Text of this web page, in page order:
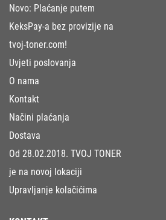
Novo: Plaćanje putem
KeksPay-a bez provizije na
tvoj-toner.com!
Uvjeti poslovanja
O nama
Kontakt
Načini plaćanja
Dostava
Od 28.02.2018. TVOJ TONER
je na novoj lokaciji
Upravljanje kolačićima